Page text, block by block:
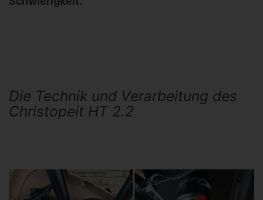
Die Technik und Verarbeitung des
Christopeit HT 2.2